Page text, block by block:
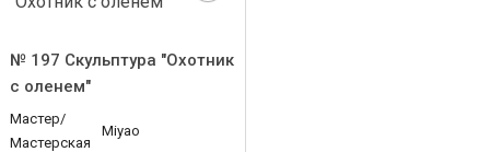
№ 197 Скульптура "Охотник
с оленем"
Мастер/
Мастерская
Miyao